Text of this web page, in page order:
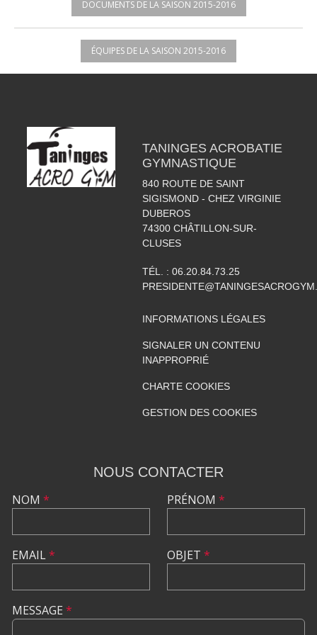
DOCUMENTS DE LA SAISON 2015-2016
ÉQUIPES DE LA SAISON 2015-2016
TANINGES ACROBATIE
GYMNASTIQUE
840 ROUTE DE SAINT
SIGISMOND - CHEZ VIRGINIE
DUBEROS
74300 CHÂTILLON-SUR-
CLUSES
TÉL. : 06.20.84.73.25
INFORMATIONS LÉGALES
SIGNALER UN CONTENU
INAPPROPRIÉ
CHARTE COOKIES
GESTION DES COOKIES
NOUS CONTACTER
NOM *
EMAIL*
PRÉNOM *
OBJET *
MESSAGE *